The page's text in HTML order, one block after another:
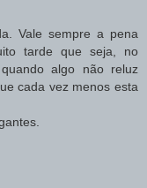
Vale sempre a pena
tarde que seja, no
algo não reluz
cada vez menos esta